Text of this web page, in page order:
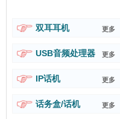
双耳耳机 更多
USB音频处理器 更多
IP话机 更多
话务盒/话机 更多